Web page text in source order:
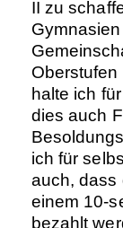
II zu
halte ich
dies auch
ich für
auch, dass
einem 10-
bezahlt